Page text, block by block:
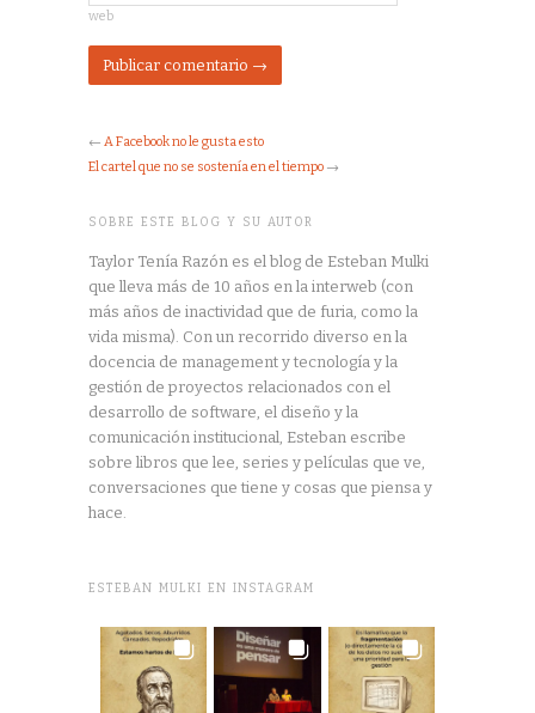
web
← A Facebook no le gusta esto
El cartel que no se sostenía en el tiempo →
SOBRE ESTE BLOG Y SU AUTOR
Taylor Tenía Razón es el blog de Esteban Mulki
que lleva más de 10 años en la interweb (con
más años de inactividad que de furia, como la
vida misma). Con un recorrido diverso en la
docencia de management y tecnología y la
gestión de proyectos relacionados con el
desarrollo de software, el diseño y la
comunicación institucional, Esteban escribe
sobre libros que lee, series y películas que ve,
conversaciones que tiene y cosas que piensa y
hace.
ESTEBAN MULKI EN INSTAGRAM